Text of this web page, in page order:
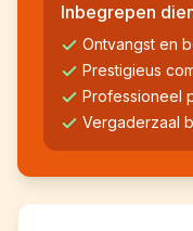
Inbegrepen
Ontvangst en
Prestigieus
Professioneel
Vergaderzaal